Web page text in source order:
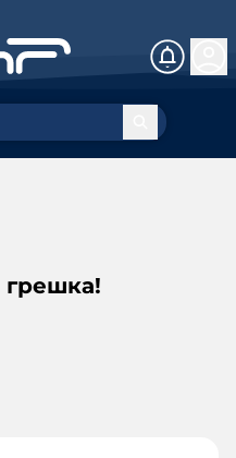
грешка!